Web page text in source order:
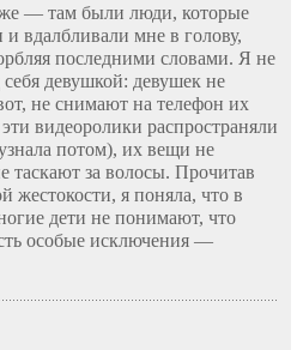
— там были люди, которые
вдалбливали мне в голову,
последними словами. Я не
девушкой: девушек не
не снимают на телефон их
видеоролики распространяли
потом), их вещи не
за волосы. Прочитав
жестокости, я поняла, что в
дети не понимают, что
особые исключения —